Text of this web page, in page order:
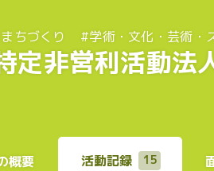
ちづくり #学術・文化・芸術・
定非営利活動法
概要 活動記録 15